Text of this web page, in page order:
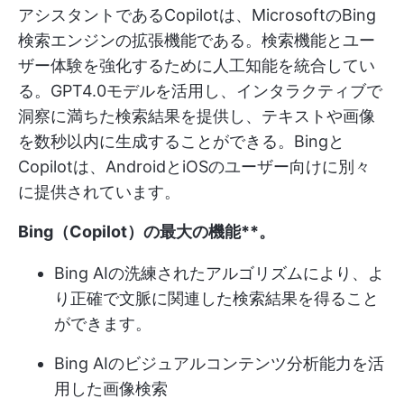
アシスタントであるCopilotは、MicrosoftのBing
検索エンジンの拡張機能である。検索機能とユー
ザー体験を強化するために人工知能を統合してい
る。GPT4.0モデルを活用し、インタラクティブで
洞察に満ちた検索結果を提供し、テキストや画像
を数秒以内に生成することができる。Bingと
Copilotは、AndroidとiOSのユーザー向けに別々
に提供されています。
Bing（Copilot）の最大の機能**。
Bing AIの洗練されたアルゴリズムにより、よ
り正確で文脈に関連した検索結果を得ること
ができます。
Bing AIのビジュアルコンテンツ分析能力を活
用した画像検索